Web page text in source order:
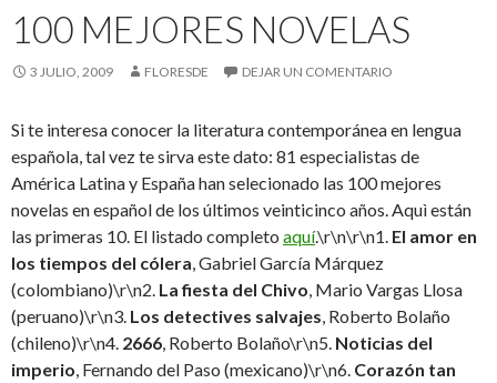
100 MEJORES NOVELAS
3 JULIO, 2009 FLORESDE DEJAR UN COMENTARIO
Si te interesa conocer la literatura contemporánea en lengua
española, tal vez te sirva este dato: 81 especialistas de
América Latina y España han selecionado las 100 mejores
novelas en español de los últimos veinticinco años. Aquì están
las primeras 10. El listado completo aquí.\r\n\r\n1. El amor en
los tiempos del cólera , Gabriel García Márquez
(colombiano)\r\n2. La fiesta del Chivo , Mario Vargas Llosa
(peruano)\r\n3. Los detectives salvajes , Roberto Bolaño
(chileno)\r\n4. 2666 , Roberto Bolaño\r\n5. Noticias del
imperio , Fernando del Paso (mexicano)\r\n6. Corazón tan